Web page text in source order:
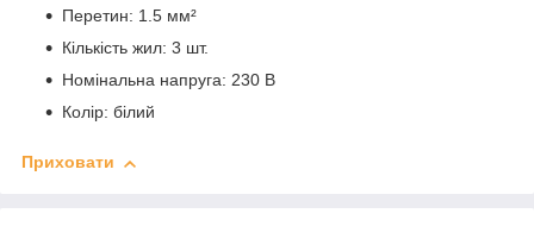
Перетин: 1.5 мм²
Кількість жил: 3 шт.
Номінальна напруга: 230 В
Колір: білий
Приховати